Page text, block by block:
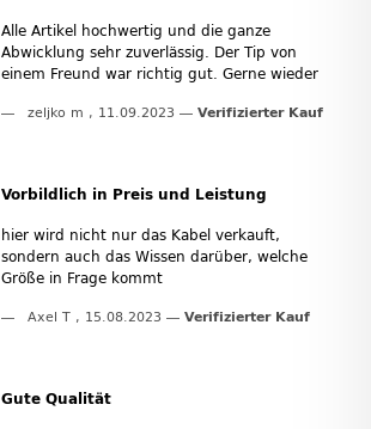
Alle Artikel hochwertig und die ganze
Abwicklung sehr zuverlässig. Der Tip von
einem Freund war richtig gut. Gerne wieder
zeljko m , 11.09.2023 Verifizierter Kauf
Vorbildlich in Preis und Leistung
hier wird nicht nur das Kabel verkauft,
sondern auch das Wissen darüber, welche
Größe in Frage kommt
Axel T , 15.08.2023 Verifizierter Kauf
Gute Qualität